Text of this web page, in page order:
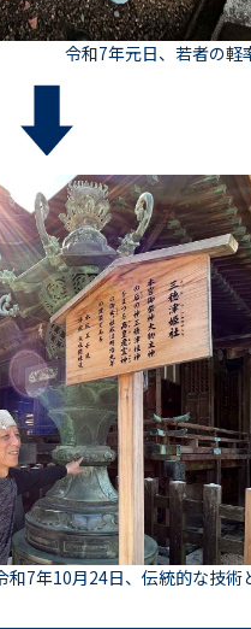
令和7年元日、若者の軽
和7年10月24日、伝統的な技術